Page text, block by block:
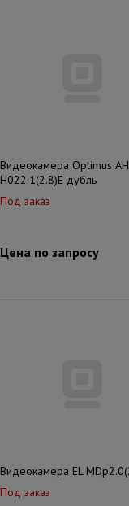
Видеокамера Optimus
H022.1(2.8)E дубль
Под заказ
Цена по запросу
Видеокамера EL
Под заказ